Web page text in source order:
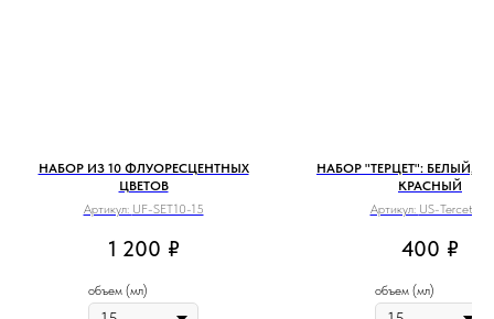
НАБОР ИЗ 10 ФЛУОРЕСЦЕНТНЫХ
ЦВЕТОВ
Артикул: UF-SET10-15
1 200 ₽
объем (мл)
НАБОР "ТЕРЦЕТ": БЕЛЫЙ,
КРАСНЫЙ
Артикул: US-Tercet-15
400 ₽
объем (мл)